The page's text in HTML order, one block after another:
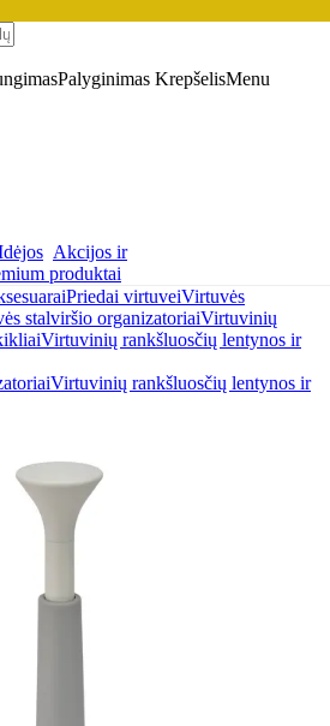
Palyginimas KrepšelisMenu
Akcijos ir
produktai
Priedai virtuveiVirtuvės
stalviršio organizatoriaiVirtuvinių
Virtuvinių rankšluosčių lentynos ir
Virtuvinių rankšluosčių lentynos ir